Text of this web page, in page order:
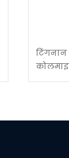
सफल